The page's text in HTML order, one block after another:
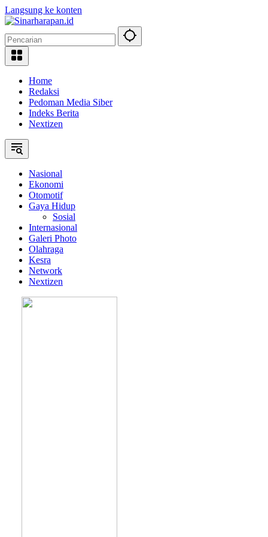
Langsung ke konten
Home
Redaksi
Pedoman Media Siber
Indeks Berita
Nextizen
Nasional
Ekonomi
Otomotif
Gaya Hidup
Sosial
Internasional
Galeri Photo
Olahraga
Kesra
Network
Nextizen